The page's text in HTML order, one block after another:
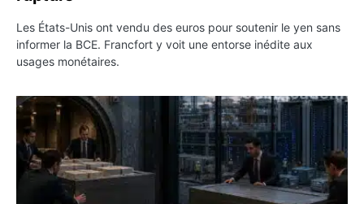
Les États-Unis ont vendu des euros pour soutenir le yen sans
informer la BCE. Francfort y voit une entorse inédite aux
usages monétaires.
Jane Street négocie le transfert de 11 milliards de